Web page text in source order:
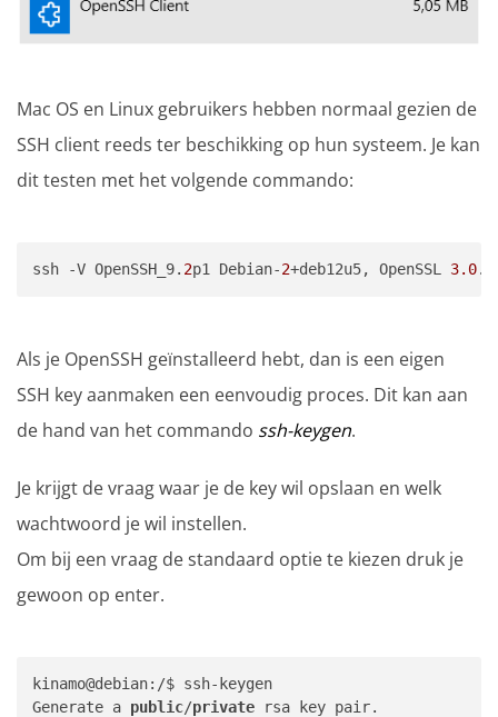
Mac OS en Linux gebruikers hebben normaal gezien de
SSH client reeds ter beschikking op hun systeem. Je kan
dit testen met het volgende commando:
ssh -V OpenSSH_9. 2p1 Debian-2+deb12u5, OpenSSL 3.0.
Als je OpenSSH geïnstalleerd hebt, dan is een eigen
SSH key aanmaken een eenvoudig proces. Dit kan aan
de hand van het commando ssh-keygen.
Je krijgt de vraag waar je de key wil opslaan en welk
wachtwoord je wil instellen.
Om bij een vraag de standaard optie te kiezen druk je
gewoon op enter.
kinamo@debian:/$ ssh-keygen
Generate a public/private rsa key pair.